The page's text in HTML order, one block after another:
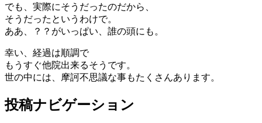
でも、実際にそうだったのだから、
そうだったというわけで。
ああ、？？がいっぱい、誰の頭にも。
幸い、経過は順調で
もうすぐ他院出来るそうです。
世の中には、摩訶不思議な事もたくさんあります。
投稿ナビゲーション